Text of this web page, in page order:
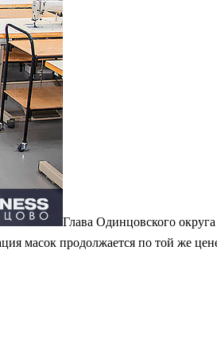
Глава Одинцовского
масок продолжается по той же